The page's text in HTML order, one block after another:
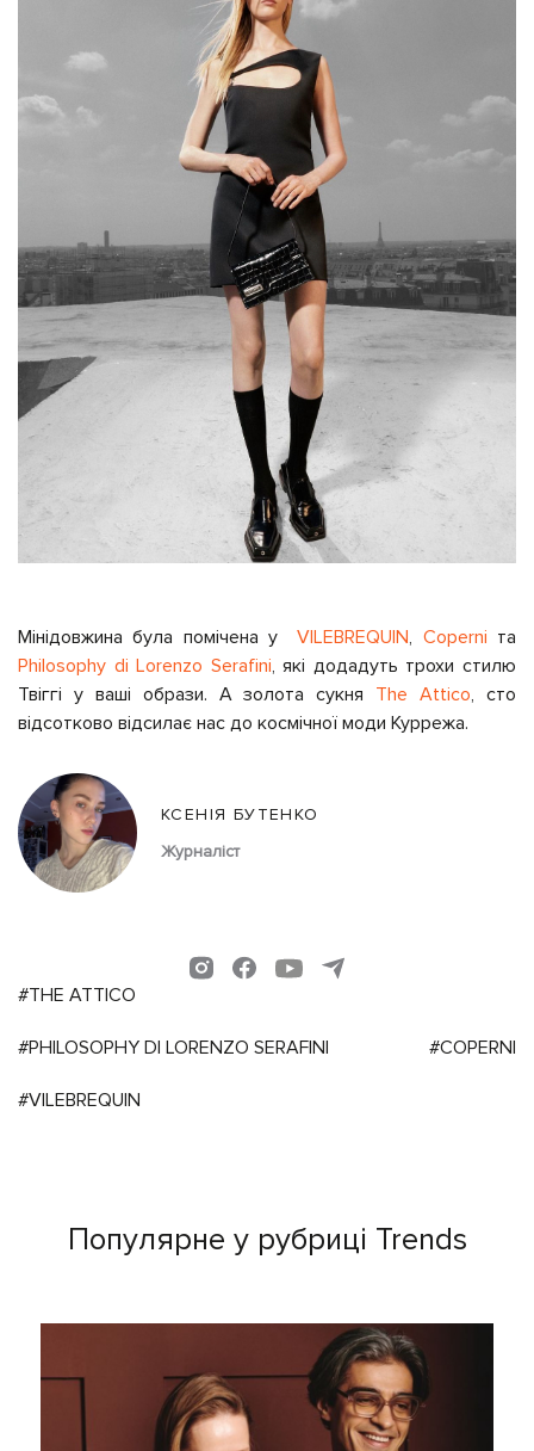
Мінідовжина була помічена уVILEBREQUIN, Coperni та
Philosophy di Lorenzo Serafini, які додадуть трохи стилю
Твіггі у ваші образи. А золота сукня The Attico, сто
відсотково відсилає нас до космічної моди Куррежа.
КСЕНІЯ БУТЕНКО
Журналіст
#THE ATTICO
#PHILOSOPHY DI LORENZO SERAFINI #COPERNI
#VILEBREQUIN
Популярне у рубриці Trends